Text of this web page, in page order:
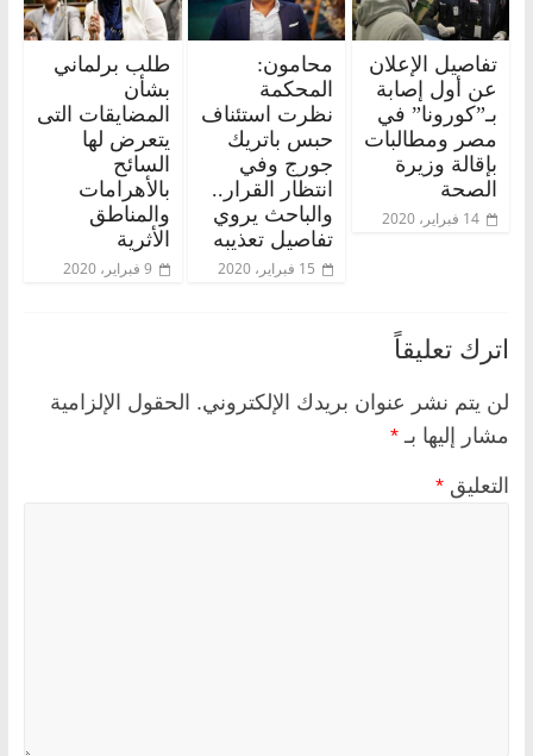
تفاصيل الإعلان
عن أول إصابة
بـ”كورونا” في
مصر ومطالبات
بإقالة وزيرة
الصحة
14 فبراير، 2020
محامون:
المحكمة
نظرت استئناف
حبس باتريك
جورج وفي
انتظار القرار..
والباحث يروي
تفاصيل تعذيبه
15 فبراير، 2020
طلب برلماني
بشأن
المضايقات التى
يتعرض لها
السائح
بالأهرامات
والمناطق
الأثرية
9 فبراير، 2020
اترك تعليقاً
لن يتم نشر عنوان بريدك الإلكتروني. الحقول الإلزامية
مشار إليها بـ *
التعليق *